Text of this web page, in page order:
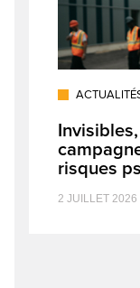
risques
2 JUILLET 2026